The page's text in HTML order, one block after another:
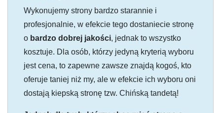
Wykonujemy strony bardzo starannie i
profesjonalnie, w efekcie tego dostaniecie stronę
o bardzo dobrej jakości, jednak to wszystko
kosztuje. Dla osób, którzy jedyną kryterią wyboru
jest cena, to zapewne zawsze znajdą kogoś, kto
oferuje taniej niż my, ale w efekcie ich wyboru oni
dostają kiepską stronę tzw. Chińską tandetą!